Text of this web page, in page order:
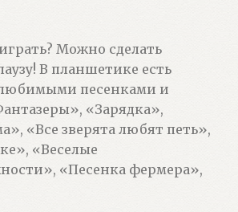
Можно сделать
В планшетике есть
песенками и
«Зарядка»,
«Все зверята любят петь»,
«Веселые
«Песенка фермера»,